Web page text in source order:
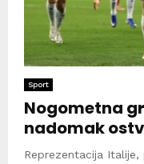
Sport
Nogometna
nadomak
Reprezentacija